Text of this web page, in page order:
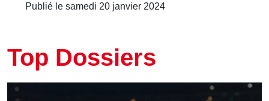
Publié le samedi 20 janvier 2024
Top Dossiers